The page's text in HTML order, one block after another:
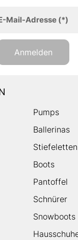
Mail-Adresse (*)
Anmelden
Pumps
Ballerinas
Stiefeletten
Boots
Pantoffel
Schnürer
Snowboots